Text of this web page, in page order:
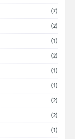
(7)
(2)
(1)
(2)
(1)
(1)
(2)
(2)
(1)